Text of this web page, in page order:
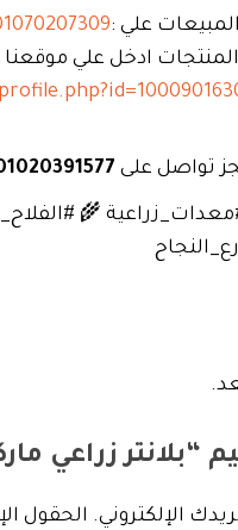
علي :
ادخل علي موقعنا
تواصل على
🌾
“بلانتر زراعي
الإلكتروني. الحقول